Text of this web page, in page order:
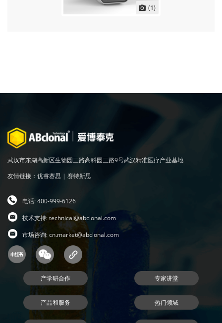
(1)
武汉市东湖高新区生物园三路高科园三路9号武汉精准医疗产业基地
友情链接： 优睿赛思 | 赛特新思
电话: 400-999-6126
技术支持:technical@abclonal.com
市场咨询:cn.market@abclonal.com
产学研合作 专家讲堂
产品和服务 热门领域